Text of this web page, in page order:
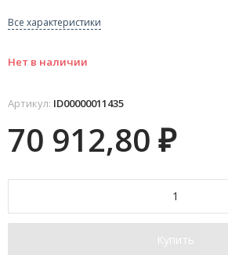
Все характеристики
Нет в наличии
Артикул: ID00000011435
70 912,80 ₽
Купить